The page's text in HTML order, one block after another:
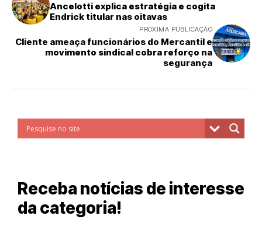
Ancelotti explica estratégia e cogita
Endrick titular nas oitavas
PRÓXIMA PUBLICAÇÃO
Cliente ameaça funcionários do Mercantil e
movimento sindical cobra reforço na
segurança
Receba notícias de interesse
da categoria!